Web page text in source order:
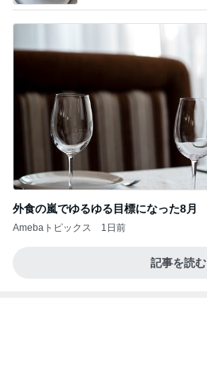
外食の嵐でゆるゆる目標になった8月
Amebaトピックス 1日前
記事を読む